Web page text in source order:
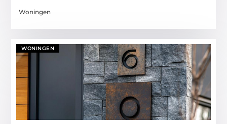
Woningen
WONINGEN